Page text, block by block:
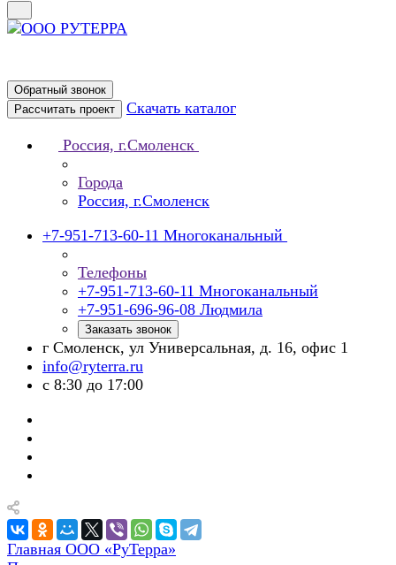
Обратный звонок
Рассчитать проект
Скачать каталог
Россия, г.Смоленск
Города
Россия, г.Смоленск
+7-951-713-60-11 Многоканальный
Телефоны
+7-951-713-60-11 Многоканальный
+7-951-696-96-08 Людмила
Заказать звонок
г Смоленск, ул Универсальная, д. 16, офис 1
info@ryterra.ru
с 8:30 до 17:00
Главная ООО «РуТерра»